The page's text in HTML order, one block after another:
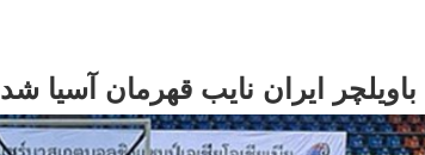
ایران نایب قهرمان آسیا شد